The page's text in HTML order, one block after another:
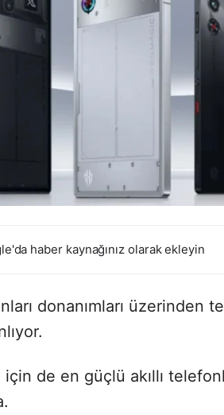
haber kaynağınız olarak ekleyin
donanımları üzerinden
için de en güçlü akıllı